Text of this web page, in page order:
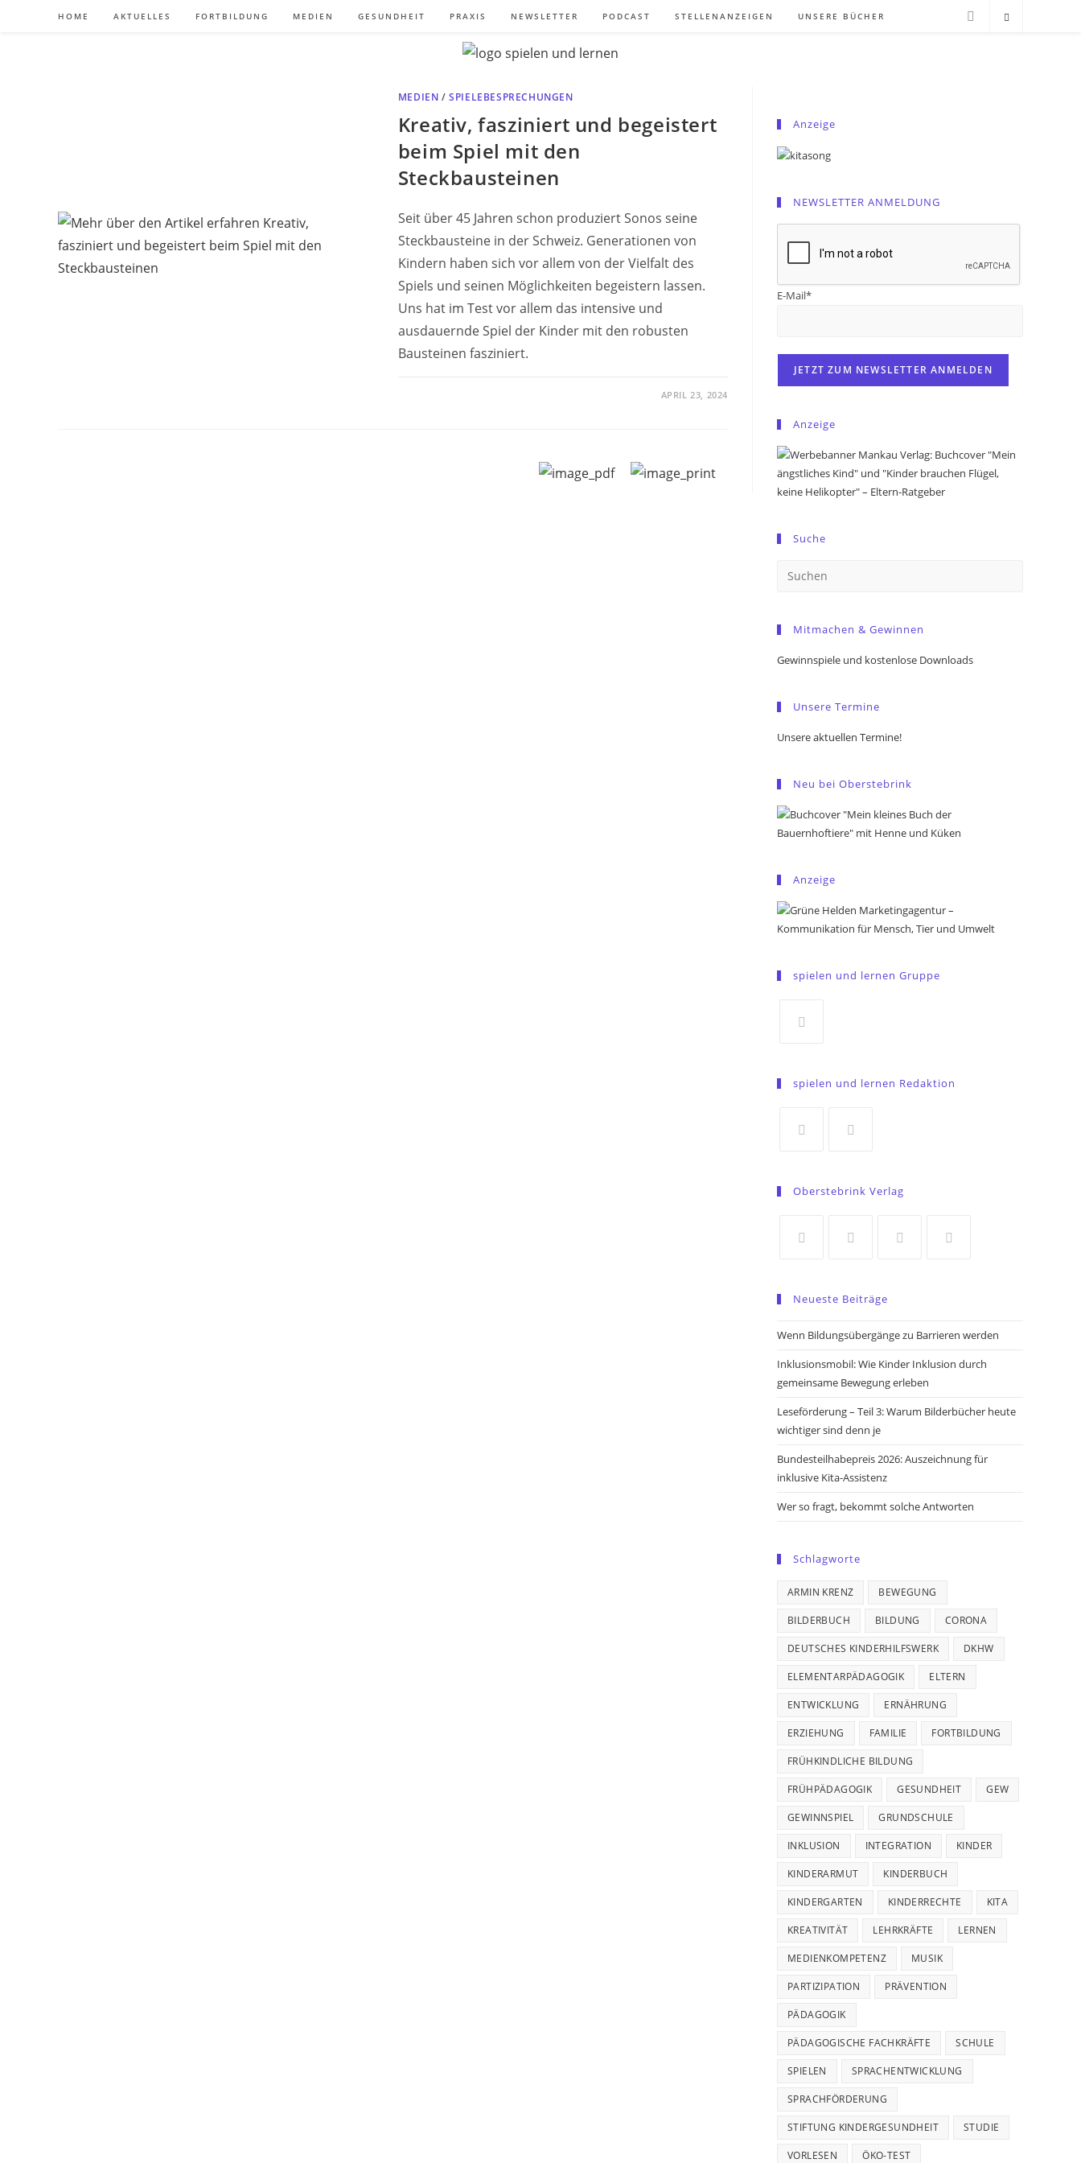
HOME AKTUELLES FORTBILDUNG MEDIEN GESUNDHEIT PRAXIS NEWSLETTER PODCAST STELLENANZEIGEN UNSERE BÜCHER
MEDIEN /SPIELEBESPRECHUNGEN
Kreativ, fasziniert und begeistert
beim Spiel mit den
Steckbausteinen
Seit über 45 Jahren schon produziert Sonos seine
Steckbausteine in der Schweiz. Generationen von
Kindern haben sich vor allem von der Vielfalt des
Spiels und seinen Möglichkeiten begeistern lassen.
Uns hat im Test vor allem das intensive und
ausdauernde Spiel der Kinder mit den robusten
Bausteinen fasziniert.
APRIL 23, 2024
Anzeige
NEWSLETTER ANMELDUNG
E-Mail*
Anzeige
Suche
Mitmachen & Gewinnen
Gewinnspiele und kostenlose Downloads
Unsere Termine
Unsere aktuellen Termine!
Neu bei Oberstebrink
Anzeige
spielen und lernen Gruppe
a
spielen und lernen Redaktion
a
Oberstebrink Verlag
a
new
a
new
new
Neueste Beiträge
Wenn Bildungsübergänge zu Barrieren werden
Inklusionsmobil: Wie Kinder Inklusion durch
gemeinsame Bewegung erleben
Leseförderung – Teil 3: Warum Bilderbücher heute
wichtiger sind denn je
Bundesteilhabepreis 2026: Auszeichnung für
inklusive Kita-Assistenz
Wer so fragt, bekommt solche Antworten
Schlagworte
ARMIN KRENZ BEWEGUNG
BILDERBUCH BILDUNG CORONA
DEUTSCHES KINDERHILFSWERK DKHW
ELEMENTARPÄDAGOGIK ELTERN
ENTWICKLUNG ERNÄHRUNG
ERZIEHUNG FAMILIE FORTBILDUNG
FRÜHKINDLICHE BILDUNG
FRÜHPÄDAGOGIK GESUNDHEIT GEW
GEWINNSPIEL GRUNDSCHULE
INKLUSION INTEGRATION KINDER
KINDERARMUT KINDERBUCH
KINDERGARTEN KINDERRECHTE KITA
KREATIVITÄT LEHRKRÄFTE LERNEN
MEDIENKOMPETENZ MUSIK
PARTIZIPATION PRÄVENTION
PÄDAGOGIK
PÄDAGOGISCHE FACHKRÄFTE SCHULE
SPIELEN SPRACHENTWICKLUNG
SPRACHFÖRDERUNG
STIFTUNG KINDERGESUNDHEIT STUDIE
VORLESEN ÖKO-TEST